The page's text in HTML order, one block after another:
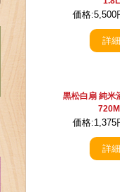
価格:5,500
詳細
黒松白扇 純米
価格:1,375
詳細